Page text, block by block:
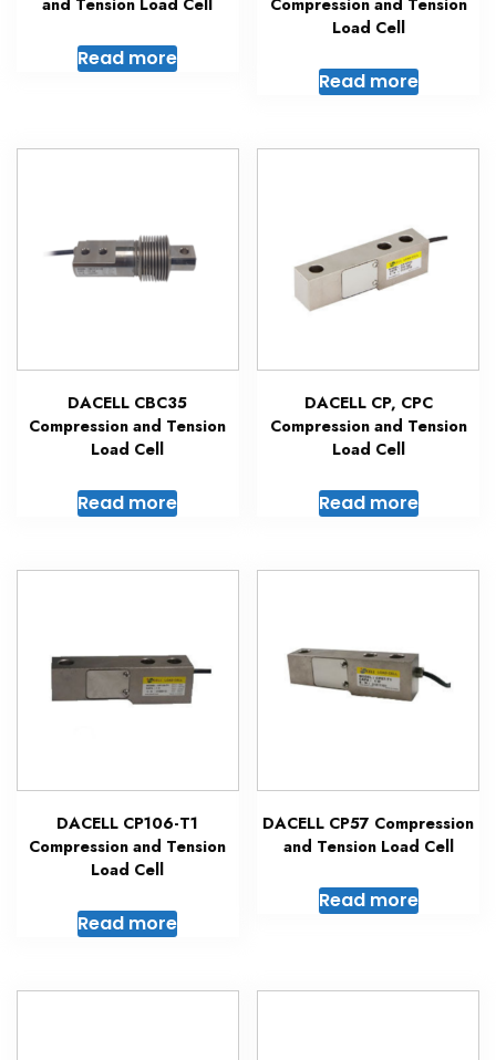
and Tension Load Cell
Read more
Compression and Tension
Load Cell
Read more
DACELL CBC35
Compression and Tension
Load Cell
Read more
DACELL CP, CPC
Compression and Tension
Load Cell
Read more
DACELL CP106-T1
Compression and Tension
Load Cell
Read more
DACELL CP57 Compression
and Tension Load Cell
Read more